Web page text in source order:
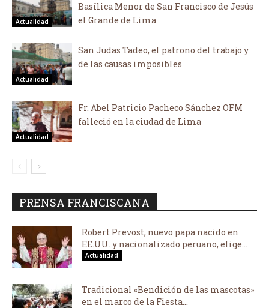
Actualidad
Basílica Menor de San Francisco de Jesús
el Grande de Lima
Actualidad
San Judas Tadeo, el patrono del trabajo y
de las causas imposibles
Actualidad
Fr. Abel Patricio Pacheco Sánchez OFM
falleció en la ciudad de Lima
PRENSA FRANCISCANA
Robert Prevost, nuevo papa nacido en
EE.UU. y nacionalizado peruano, elige...
Actualidad
Tradicional «Bendición de las mascotas»
en el marco de la Fiesta...